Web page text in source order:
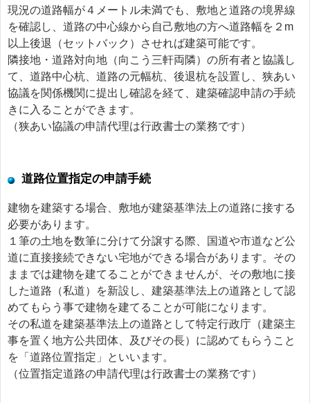
現況の道路幅が４メートル未満でも、敷地と道路の境界線
を確認し、道路の中心線から自己敷地の方へ道路幅を２m
以上後退（セットバック）させれば建築可能です。
隣接地・道路対向地（向こう三軒両隣）の所有者と協議し
て、道路中心杭、道路の元幅杭、後退杭を設置し、狭あい
協議を関係機関に提出し確認を経て、建築確認申請の手続
きに入ることができます。
（狭あい協議の申請代理は行政書士の業務です）
道路位置指定の申請手続
建物を建築する場合、敷地が建築基準法上の道路に接する
必要があります。
１筆の土地を数筆に分けて分譲する際、国道や市道など公
道に直接接続できない宅地ができる場合があります。その
ままでは建物を建てることができませんが、その敷地に接
した道路（私道）を新設し、建築基準法上の道路として認
めてもらう事で建物を建てることが可能になります。
その私道を建築基準法上の道路として特定行政庁（建築主
事を置く地方公共団体、及びその長）に認めてもらうこと
を「道路位置指定」といいます。
（位置指定道路の申請代理は行政書士の業務です）